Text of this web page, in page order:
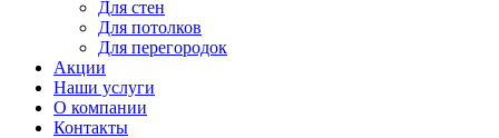
Для стен
Для потолков
Для перегородок
Акции
Наши услуги
О компании
Контакты